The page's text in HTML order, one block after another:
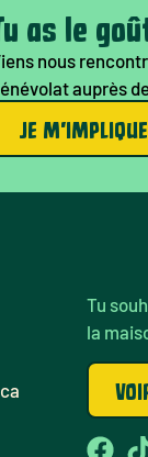
as le
nous
auprès
JE M'IMPLIQUE
Tu
la